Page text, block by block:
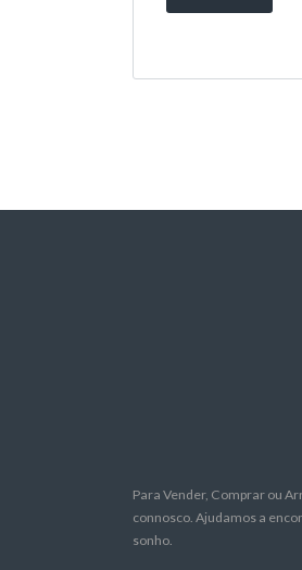
Para Vender, Comprar ou
connosco. Ajudamos a
sonho.